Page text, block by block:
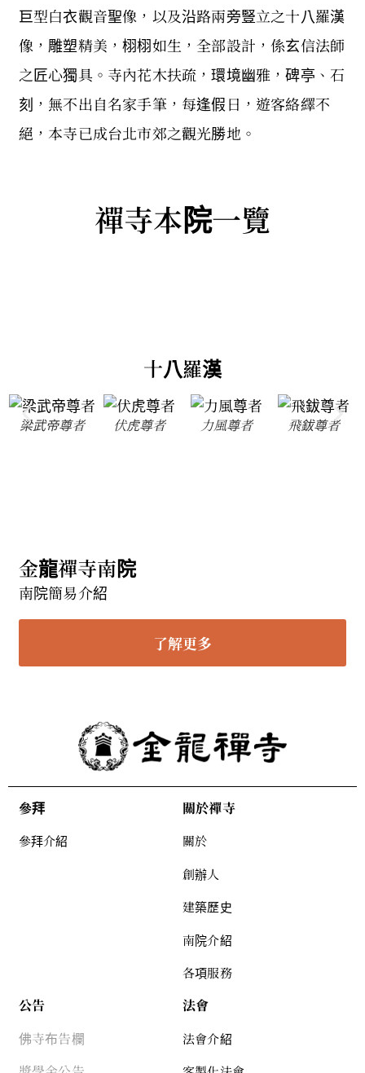
巨型白衣觀音聖像，以及沿路兩旁豎立之十八羅漢
像，雕塑精美，栩栩如生，全部設計，係玄信法師
之匠心獨具。寺內花木扶疏，環境幽雅，碑亭、石
刻，無不出自名家手筆，每逢假日，遊客絡繹不
絕，本寺已成台北市郊之觀光勝地。
禪寺本院一覽
十八羅漢
梁武帝尊者 伏虎尊者 力風尊者 飛鈸尊者
金龍禪寺南院
南院簡易介紹
了解更多
參拜
參拜介紹
關於禪寺
關於
創辦人
建築歷史
南院介紹
各項服務
公告
佛寺布告欄
法會
法會介紹